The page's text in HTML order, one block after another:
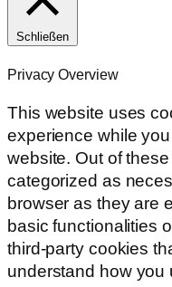
Schließen
Privacy Overview
This website uses
experience while
website. Out of
categorized as
browser as they are
basic functionalities
third-party cookies
understand how you